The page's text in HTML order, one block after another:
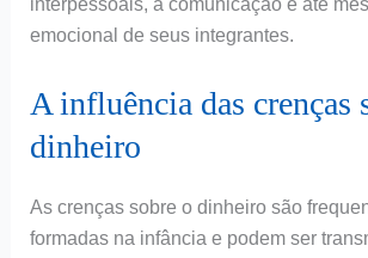
interpessoais, a comunicação e até
emocional de seus integrantes.
A influência das crenças
dinheiro
As crenças sobre o dinheiro são
formadas na infância e podem ser